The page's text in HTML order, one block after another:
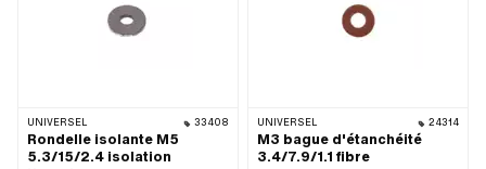
UNIVERSEL 33408
Rondelle isolante M5
5.3/15/2.4 isolation
UNIVERSEL 24314
M3 bague d'étanchéité
3.4/7.9/1.1 fibre